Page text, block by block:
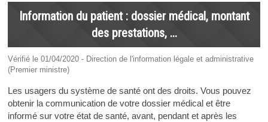
Information du patient : dossier médical, montant
des prestations, ...
Vérifié le 01/04/2020 - Direction de l'information légale et administrative
(Premier ministre)
Les usagers du système de santé ont des droits. Vous pouvez
obtenir la communication de votre dossier médical et être
informé sur votre état de santé, avant, pendant et après les